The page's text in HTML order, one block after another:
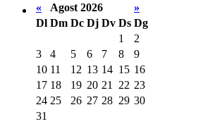
«
Agost 2026
»
Dl Dm Dc Dj Dv Ds Dg
1
2
3
4 5 6 7 8
9
10 11 12 13 14 15 16
17 18 19 20 21 22 23
24 25 26 27 28 29 30
31